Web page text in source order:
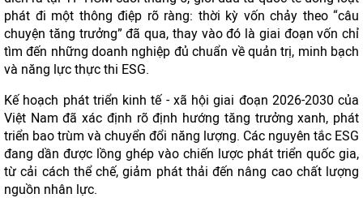
phát đi một thông điệp rõ ràng: thời kỳ vốn chảy theo “câu
chuyện tăng trưởng” đã qua, thay vào đó là giai đoạn vốn chỉ
tìm đến những doanh nghiệp đủ chuẩn về quản trị, minh bạch
và năng lực thực thi ESG.
Kế hoạch phát triển kinh tế - xã hội giai đoạn 2026-2030 của
Việt Nam đã xác định rõ định hướng tăng trưởng xanh, phát
triển bao trùm và chuyển đổi năng lượng. Các nguyên tắc ESG
đang dần được lồng ghép vào chiến lược phát triển quốc gia,
từ cải cách thể chế, giảm phát thải đến nâng cao chất lượng
nguồn nhân lực.